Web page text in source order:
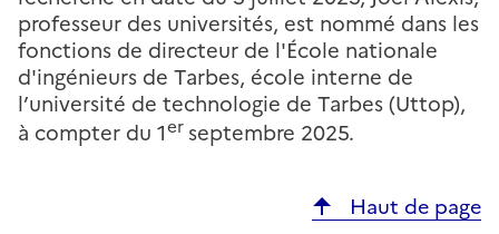
professeur des universités, est nommé dans les
fonctions de directeur de l'École nationale
d'ingénieurs de Tarbes, école interne de
l’université de technologie de Tarbes (Uttop),
à compter du 1er septembre 2025.
Haut de page